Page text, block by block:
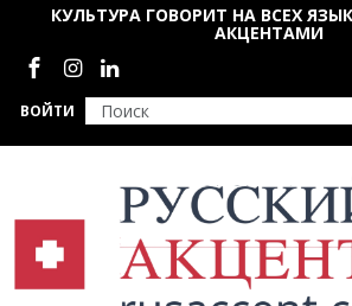
Перейти к основному содержанию
ВОЙТИ
КУЛЬТУРА ГОВОРИТ НА ВСЕХ
АКЦЕНТАМИ
Социальные сети